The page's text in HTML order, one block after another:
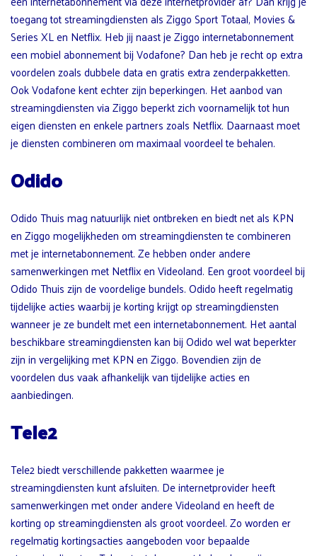
toegang tot streamingdiensten als Ziggo Sport Totaal, Movies &
Series XL en Netflix. Heb jij naast je Ziggo internetabonnement
een mobiel abonnement bij Vodafone? Dan heb je recht op extra
voordelen zoals dubbele data en gratis extra zenderpakketten.
Ook Vodafone kent echter zijn beperkingen. Het aanbod van
streamingdiensten via Ziggo beperkt zich voornamelijk tot hun
eigen diensten en enkele partners zoals Netflix. Daarnaast moet
je diensten combineren om maximaal voordeel te behalen.
Odido
Odido Thuis mag natuurlijk niet ontbreken en biedt net als KPN
en Ziggo mogelijkheden om streamingdiensten te combineren
met je internetabonnement. Ze hebben onder andere
samenwerkingen met Netflix en Videoland. Een groot voordeel bij
Odido Thuis zijn de voordelige bundels. Odido heeft regelmatig
tijdelijke acties waarbij je korting krijgt op streamingdiensten
wanneer je ze bundelt met een internetabonnement. Het aantal
beschikbare streamingdiensten kan bij Odido wel wat beperkter
zijn in vergelijking met KPN en Ziggo. Bovendien zijn de
voordelen dus vaak afhankelijk van tijdelijke acties en
aanbiedingen.
Tele2
Tele2 biedt verschillende pakketten waarmee je
streamingdiensten kunt afsluiten. De internetprovider heeft
samenwerkingen met onder andere Videoland en heeft de
korting op streamingdiensten als groot voordeel. Zo worden er
regelmatig kortingsacties aangeboden voor bepaalde